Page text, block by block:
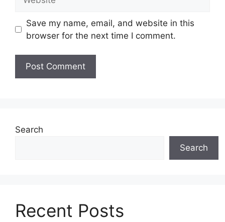
s
t
Save my name, email, and website in this
browser for the next time I comment.
Search
Search
Recent Posts